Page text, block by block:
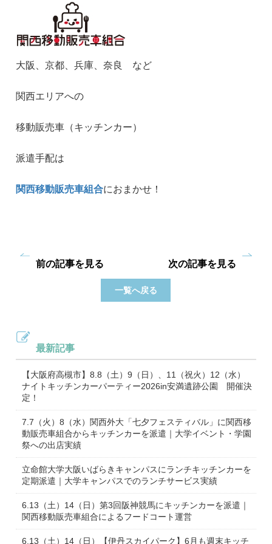
大阪、京都、兵庫、奈良 など
関西エリアへの
移動販売車（キッチンカー）
派遣手配は
関西移動販売車組合におまかせ！
前の記事を見る
一覧へ戻る
次の記事を見る
最新記事
【大阪府高槻市】8.8（土）9（日）、11（祝火）12（水）
ナイトキッチンカーパーティー2026in安満遺跡公園 開催決
定！
7.7（火）8（水）関西外大「七夕フェスティバル」に関西移
動販売車組合からキッチンカーを派遣｜大学イベント・学園
祭への出店実績
立命館大学大阪いばらきキャンパスにランチキッチンカーを
定期派遣｜大学キャンパスでのランチサービス実績
6.13（土）14（日）第3回阪神競馬にキッチンカーを派遣｜
関西移動販売車組合によるフードコート運営
6.13（土）14（日）【伊丹スカイパーク】6月も週末キッチ